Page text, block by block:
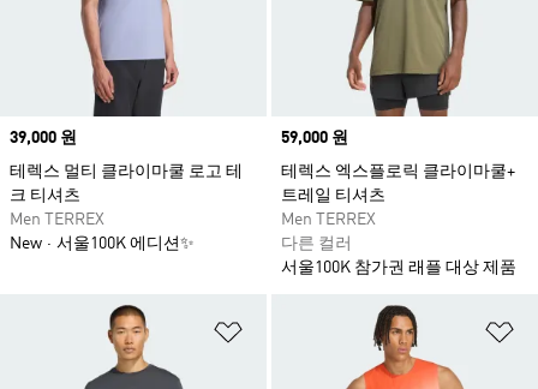
Price
39,000 원
테렉스 멀티 클라이마쿨 로고 테
크 티셔츠
Men TERREX
New
서울100K 에디션✨
Price
59,000 원
테렉스 엑스플로릭 클라이마쿨+
트레일 티셔츠
Men TERREX
다른 컬러
서울100K 참가권 래플 대상 제품
위시리스트 담기